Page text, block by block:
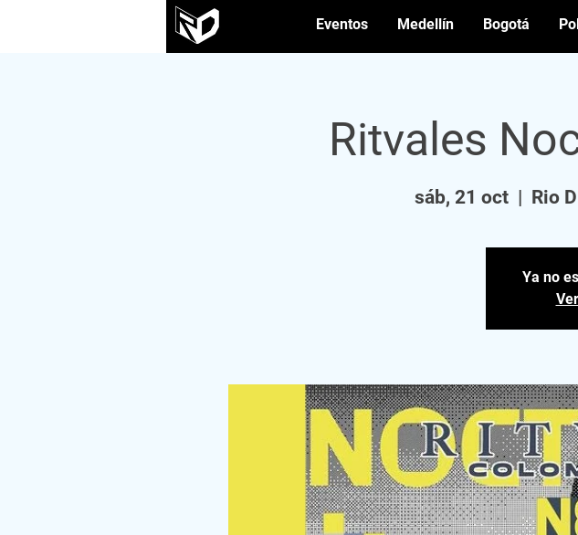
Eventos Medellín Bogotá
Ritvales
sáb, 21 oct
  |
Rio
Ya no